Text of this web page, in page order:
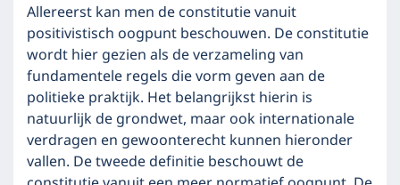
Allereerst kan men de constitutie vanuit
positivistisch oogpunt beschouwen. De constitutie
wordt hier gezien als de verzameling van
fundamentele regels die vorm geven aan de
politieke praktijk. Het belangrijkst hierin is
natuurlijk de grondwet, maar ook internationale
verdragen en gewoonterecht kunnen hieronder
vallen. De tweede definitie beschouwt de